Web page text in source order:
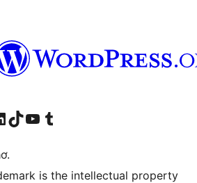
của chúng tôiVisit our TikTok account
Truy cập kênh YouTube của chúng tôi Visit our Tumblr account
is the intellectual property